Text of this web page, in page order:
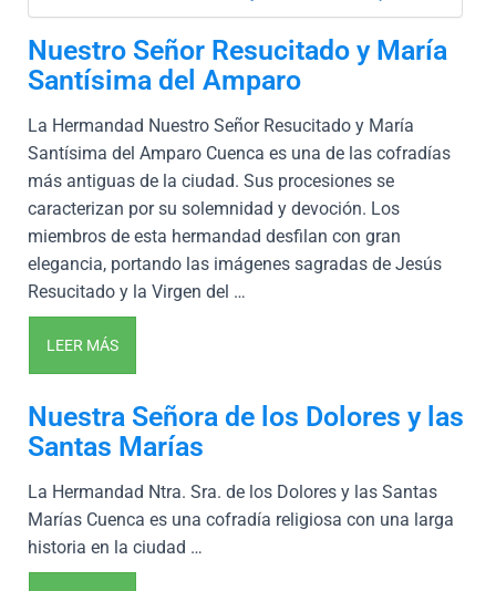
Nuestro Señor Resucitado y María
Santísima del Amparo
La Hermandad Nuestro Señor Resucitado y María
Santísima del Amparo Cuenca es una de las cofradías
más antiguas de la ciudad. Sus procesiones se
caracterizan por su solemnidad y devoción. Los
miembros de esta hermandad desfilan con gran
elegancia, portando las imágenes sagradas de Jesús
Resucitado y la Virgen del …
LEER MÁS
Nuestra Señora de los Dolores y las
Santas Marías
La Hermandad Ntra. Sra. de los Dolores y las Santas
Marías Cuenca es una cofradía religiosa con una larga
historia en la ciudad …